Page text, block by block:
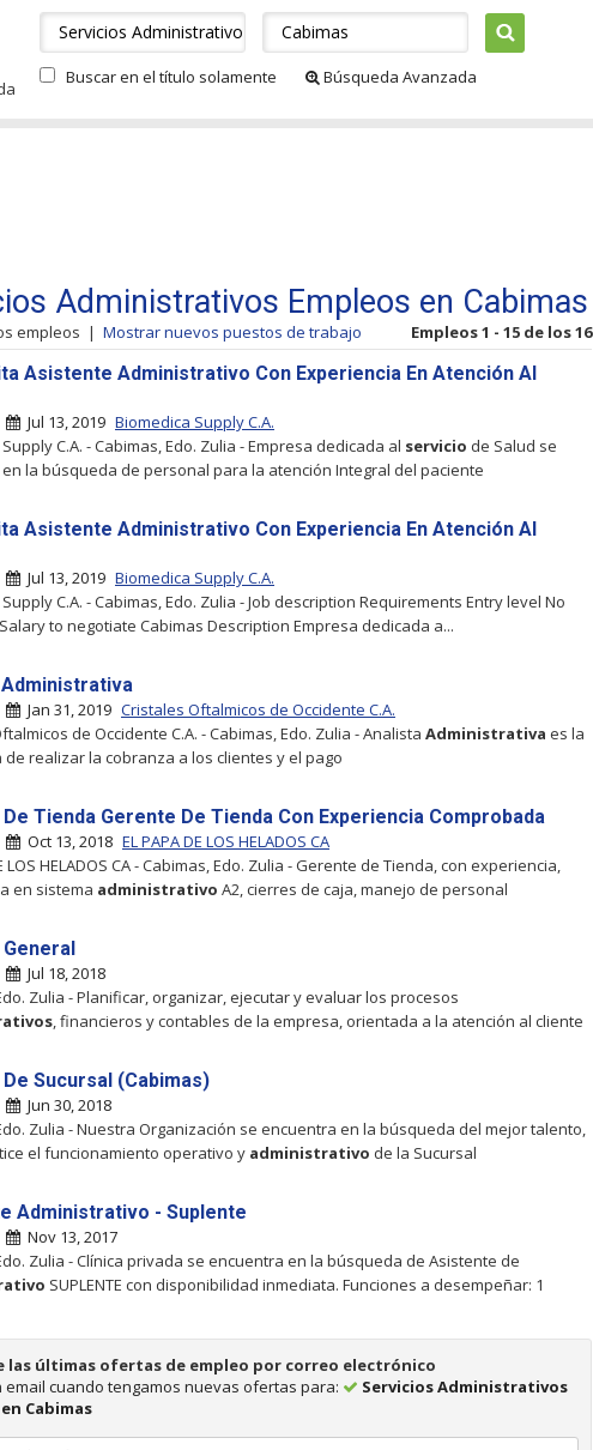
Buscar en el título solamente Búsqueda Avanzada
Administrativos Empleos en Cabimas
empleos | Mostrar nuevos puestos de trabajo Empleos 1 - 15 de los 16
Asistente Administrativo Con Experiencia En Atención Al
Jul 13, 2019 Biomedica Supply C.A.
C.A. - Cabimas, Edo. Zulia - Empresa dedicada al servicio de Salud se
la búsqueda de personal para la atención Integral del paciente
Asistente Administrativo Con Experiencia En Atención Al
Jul 13, 2019 Biomedica Supply C.A.
C.A. - Cabimas, Edo. Zulia - Job description Requirements Entry level No
to negotiate Cabimas Description Empresa dedicada a...
Jan 31, 2019 Cristales Oftalmicos de Occidente C.A.
de Occidente C.A. - Cabimas, Edo. Zulia - Analista Administrativa es la
de realizar la cobranza a los clientes y el pago
Tienda Gerente De Tienda Con Experiencia Comprobada
Oct 13, 2018 EL PAPA DE LOS HELADOS CA
LOS HELADOS CA - Cabimas, Edo. Zulia - Gerente de Tienda, con experiencia,
en sistema administrativo A2, cierres de caja, manejo de personal
Jul 18, 2018
Zulia - Planificar, organizar, ejecutar y evaluar los procesos
, financieros y contables de la empresa, orientada a la atención al cliente
Sucursal (Cabimas)
Jun 30, 2018
Zulia - Nuestra Organización se encuentra en la búsqueda del mejor talento,
el funcionamiento operativo y administrativo de la Sucursal
Administrativo - Suplente
Nov 13, 2017
Zulia - Clínica privada se encuentra en la búsqueda de Asistente de
SUPLENTE con disponibilidad inmediata. Funciones a desempeñar: 1
las últimas ofertas de empleo por correo electrónico
email cuando tengamos nuevas ofertas para:
Servicios Administrativos
Cabimas